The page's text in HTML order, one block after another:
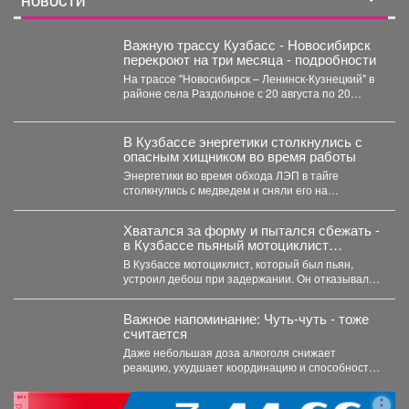
Важную трассу Кузбасс - Новосибирск
перекроют на три месяца - подробности
На трассе "Новосибирск – Ленинск-Кузнецкий" в
районе села Раздольное с 20 августа по 20
В Кузбассе энергетики столкнулись с
опасным хищником во время работы
Энергетики во время обхода ЛЭП в тайге
столкнулись с медведем и сняли его на
Хватался за форму и пытался сбежать -
в Кузбассе пьяный мотоциклист
устроил "шоу" при задержании
В Кузбассе мотоциклист, который был пьян,
устроил дебош при задержании. Он отказывался
Важное напоминание: Чуть-чуть - тоже
считается
Даже небольшая доза алкоголя снижает
реакцию, ухудшает координацию и способность